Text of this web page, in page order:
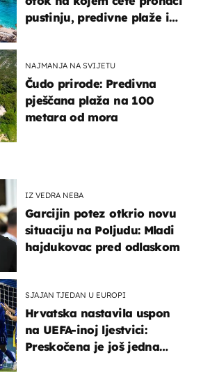
IZ VEDRA NEBA
Garcijin potez otkrio novu
situaciju na Poljudu: Mladi
hajdukovac pred odlaskom
SJAJAN TJEDAN U EUROPI
Hrvatska nastavila uspon
na UEFA-inoj ljestvici:
Preskočena je još jedna
pustinju, predivne plaže i
NAJMANJA NA SVIJETU
Čudo prirode: Predivna
pješčana plaža na 100
metara od mora